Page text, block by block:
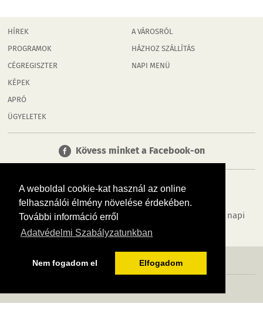
A weboldal cookie-kat használ az online
felhasználói élmény növelése érdekében.
További információ erről
Adatvédelmi Szabályzatunkban
Nem fogadom el Elfogadom
HÍREK
PROGRAMOK
CÉGREGISZTER
KÉPEK
APRÓ
ÜGYELETEK
A VÁROSRÓL
HÁZHOZ SZÁLLÍTÁS
NAPI MENÜ
Kövess minket a Facebook-on
Tudj meg többet városodról! Hírek, programok, képek, napi
menü, cégek…. és minden, ami Rábaköz
MÉDIAAJÁNLÓ ADATVÉDELEM IMPRESSZUM RÓLUNK